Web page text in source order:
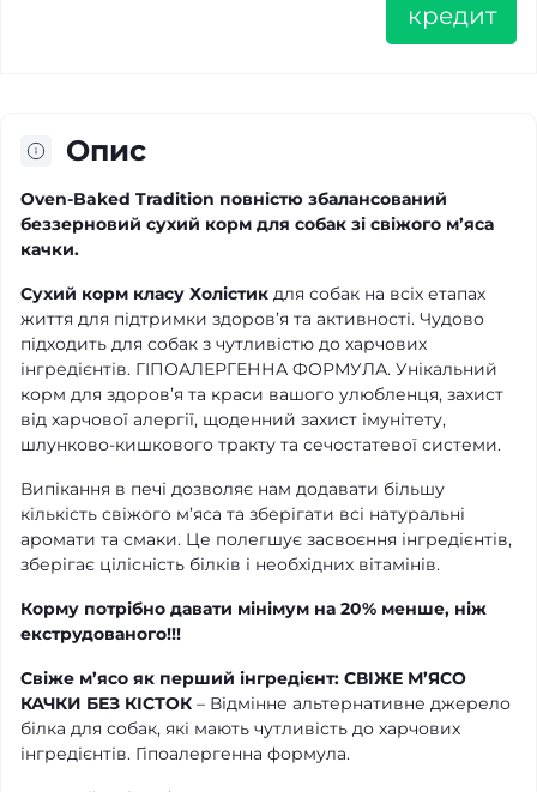
кредит
Опис
Oven-Baked Tradition повністю збалансований
беззерновий сухий корм для собак зі свіжого м’яса
качки.
Сухий корм класу Холістик для собак на всіх етапах
життя для підтримки здоров’я та активності. Чудово
підходить для собак з чутливістю до харчових
інгредієнтів. ГІПОАЛЕРГЕННА ФОРМУЛА. Унікальний
корм для здоров’я та краси вашого улюбленця, захист
від харчової алергії, щоденний захист імунітету,
шлунково-кишкового тракту та сечостатевої системи.
Випікання в печі дозволяє нам додавати більшу
кількість свіжого м’яса та зберігати всі натуральні
аромати та смаки. Це полегшує засвоєння інгредієнтів,
зберігає цілісність білків і необхідних вітамінів.
Корму потрібно давати мінімум на 20% менше, ніж
екструдованого!!!
Свіже м’ясо як перший інгредієнт: СВІЖЕ М’ЯСО
КАЧКИ БЕЗ КІСТОК – Відмінне альтернативне джерело
білка для собак, які мають чутливість до харчових
інгредієнтів. Гіпоалергенна формула.